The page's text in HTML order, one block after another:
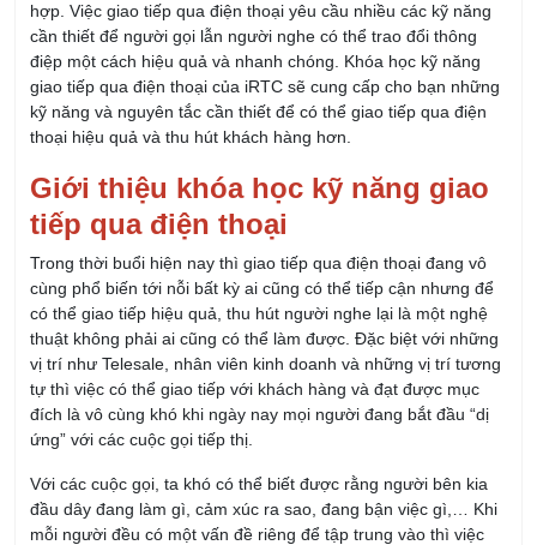
hợp. Việc giao tiếp qua điện thoại yêu cầu nhiều các kỹ năng
cần thiết để người gọi lẫn người nghe có thể trao đổi thông
điệp một cách hiệu quả và nhanh chóng. Khóa học kỹ năng
giao tiếp qua điện thoại của iRTC sẽ cung cấp cho bạn những
kỹ năng và nguyên tắc cần thiết để có thể giao tiếp qua điện
thoại hiệu quả và thu hút khách hàng hơn.
Giới thiệu khóa học kỹ năng giao
tiếp qua điện thoại
Trong thời buổi hiện nay thì giao tiếp qua điện thoại đang vô
cùng phổ biến tới nỗi bất kỳ ai cũng có thể tiếp cận nhưng để
có thể giao tiếp hiệu quả, thu hút người nghe lại là một nghệ
thuật không phải ai cũng có thể làm được. Đặc biệt với những
vị trí như Telesale, nhân viên kinh doanh và những vị trí tương
tự thì việc có thể giao tiếp với khách hàng và đạt được mục
đích là vô cùng khó khi ngày nay mọi người đang bắt đầu “dị
ứng” với các cuộc gọi tiếp thị.
Với các cuộc gọi, ta khó có thể biết được rằng người bên kia
đầu dây đang làm gì, cảm xúc ra sao, đang bận việc gì,… Khi
mỗi người đều có một vấn đề riêng để tập trung vào thì việc